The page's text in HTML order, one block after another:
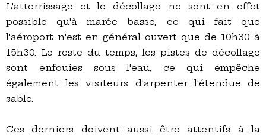
L'atterrissage et le décollage ne sont en effet
possible qu'à marée basse, ce qui fait que
l'aéroport n'est en général ouvert que de 10h30 à
15h30. Le reste du temps, les pistes de décollage
sont enfouies sous l'eau, ce qui empêche
également les visiteurs d'arpenter l'étendue de
sable.
Ces derniers doivent aussi être attentifs à la